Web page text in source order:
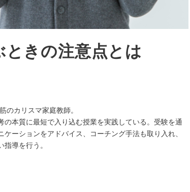
きの注意点とは
のカリスマ家庭教師。
の本質に最短で入り込む授業を実践している。受験を通
ーションをアドバイス、コーチング手法も取り入れ、
導を行う。